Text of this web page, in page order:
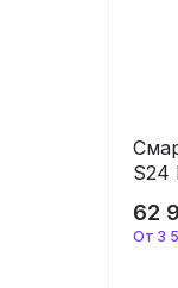
S24
62
От 3